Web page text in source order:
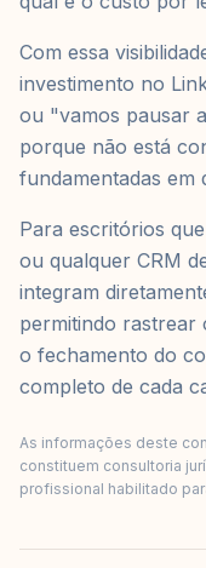
Com essa
investimento no
ou "vamos pausar
porque não está
fundamentadas em
Para escritórios
ou qualquer CRM
integram
permitindo rastrear
o fechamento do
completo de cada
As informações deste
constituem consultoria
profissional habilitado